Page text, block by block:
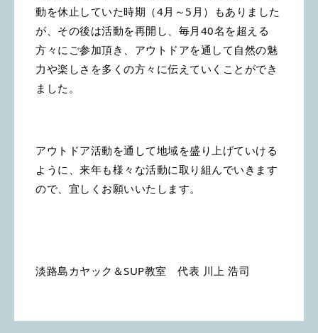
動を休止していた時期（4月～5月）もありました
が、その後は活動を再開し、毎月40名を超える
方々にご参加頂き、アウトドアを通して自然の魅
力や楽しさを多くの方々に伝えていくことができ
ました。
アウトドア活動を通して地域を盛り上げていける
ように、来年も様々な活動に取り組んでいきます
ので、宜しくお願いいたします。
淡路島カヤック＆SUP教室　代表 川上 浩司